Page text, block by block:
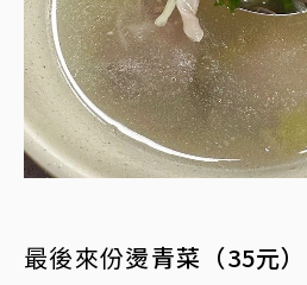
最後來份燙青菜（35元）